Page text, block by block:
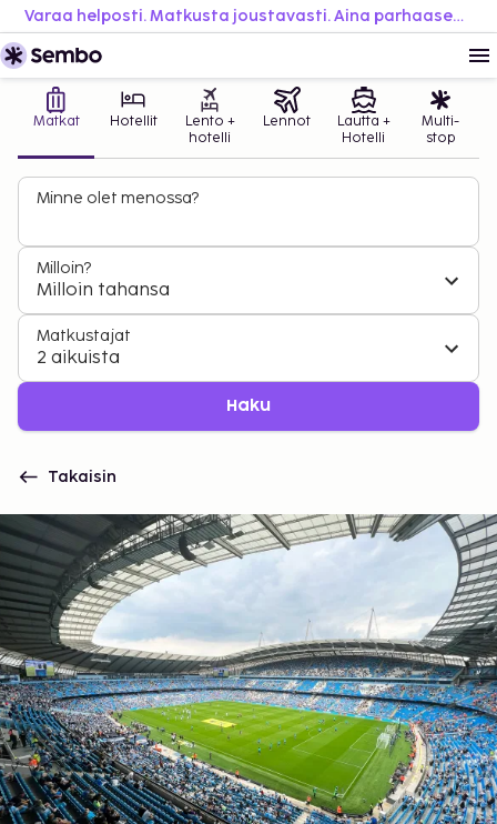
Varaa helposti. Matkusta joustavasti. Aina parhaaseen hintaan.
Matkat Hotellit
Lento +
hotelli
Lennot
Lautta +
Hotelli
Multi-
stop
Minne olet menossa?
Milloin?
Milloin tahansa
Matkustajat
2 aikuista
Haku
Takaisin